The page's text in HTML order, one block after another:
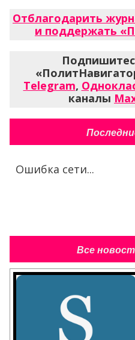
Отблагодарить
и поддержать
Telegram,
каналы
Ошибка сети...
Все